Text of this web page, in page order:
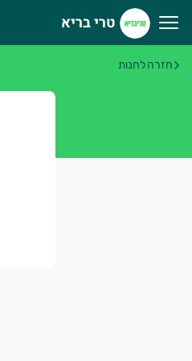
טרי בריאטרי בריא
חזרה לחנות